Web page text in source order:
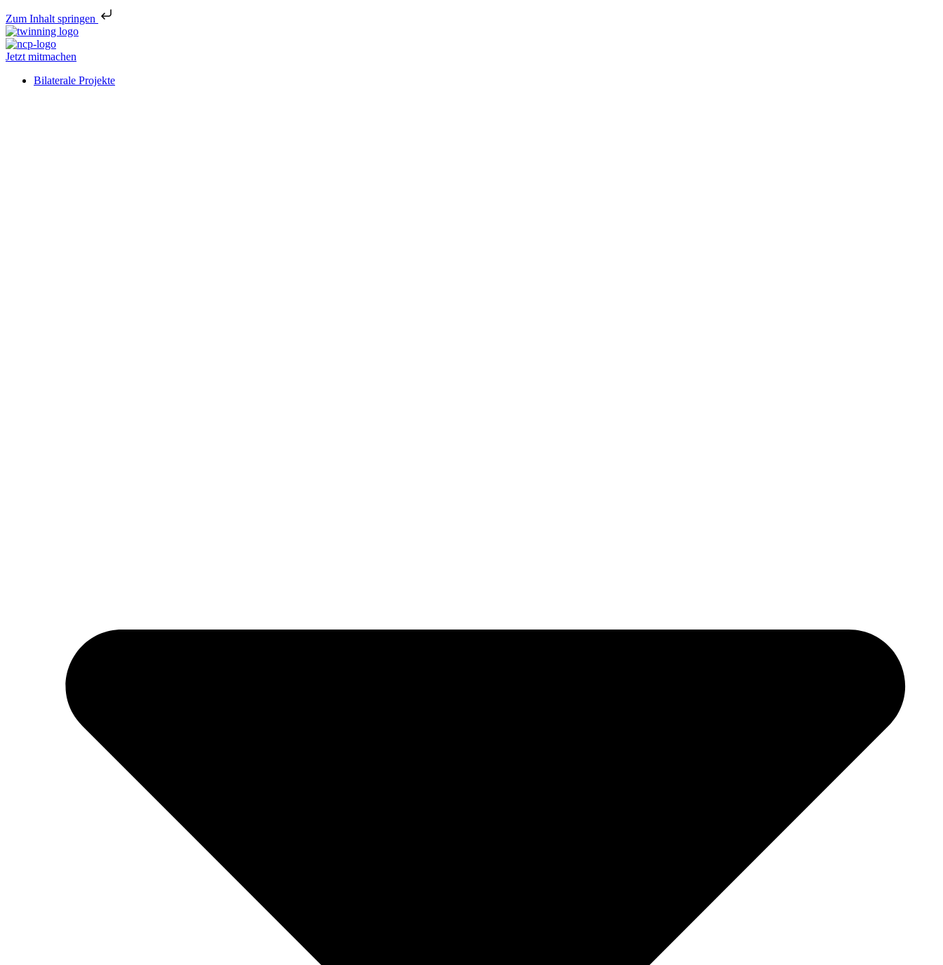
Zum Inhalt springen
Jetzt mitmachen
Bilaterale Projekte